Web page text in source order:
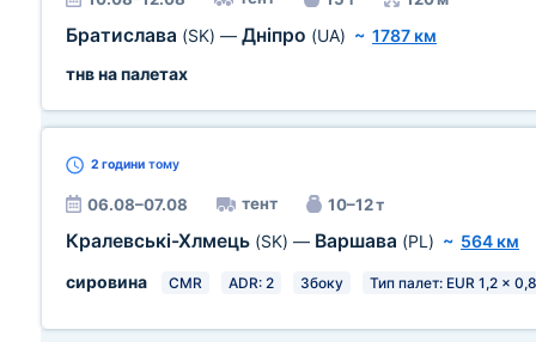
Братислава (SK) — Дніпро (UA) ~ 1787 км
тнв на палетах
2 години тому
06.08–07.08 тент 10–12 т
Кралевські-Хлмець (SK) — Варшава (PL) ~ 564 км
сировина
CMR ADR: 2 Збоку Тип палет: EUR 1,2 x